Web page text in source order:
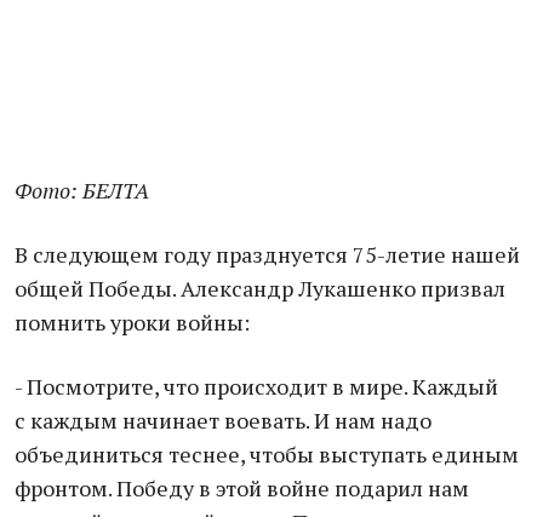
Фото: БЕЛТА
В следующем году празднуется 75-летие нашей
общей Победы. Александр Лукашенко призвал
помнить уроки войны:
- Посмотрите, что происходит в мире. Каждый
с каждым начинает воевать. И нам надо
объединиться теснее, чтобы выступать единым
фронтом. Победу в этой войне подарил нам